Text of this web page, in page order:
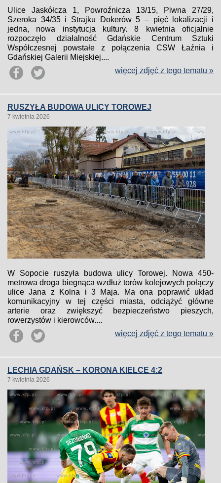
Ulice Jaskółcza 1, Powroźnicza 13/15, Piwna 27/29,
Szeroka 34/35 i Strajku Dokerów 5 – pięć lokalizacji i
jedna, nowa instytucja kultury. 8 kwietnia oficjalnie
rozpoczęło działalność Gdańskie Centrum Sztuki
Współczesnej powstałe z połączenia CSW Łaźnia i
Gdańskiej Galerii Miejskiej....
więcej zdjęć z tego tematu »
RUSZYŁA BUDOWA ULICY TOROWEJ
7 kwietnia 2026
W Sopocie ruszyła budowa ulicy Torowej. Nowa 450-
metrowa droga biegnąca wzdłuż torów kolejowych połączy
ulice Jana z Kolna i 3 Maja. Ma ona poprawić układ
komunikacyjny w tej części miasta, odciążyć główne
arterie oraz zwiększyć bezpieczeństwo pieszych,
rowerzystów i kierowców....
więcej zdjęć z tego tematu »
LECHIA GDAŃSK – KORONA KIELCE 4:2
7 kwietnia 2026